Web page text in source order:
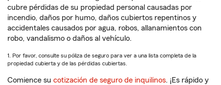
cubre pérdidas de su propiedad personal causadas por
incendio, daños por humo, daños cubiertos repentinos y
accidentales causados por agua, robos, allanamientos con
robo, vandalismo o daños al vehículo.
1. Por favor, consulte su póliza de seguro para ver a una lista completa de la
propiedad cubierta y de las pérdidas cubiertas.
Comience su cotización de seguro de inquilinos. ¡Es rápido y